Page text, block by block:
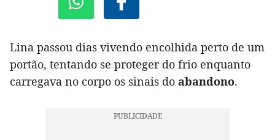
Lina passou dias vivendo encolhida perto de um
portão, tentando se proteger do frio enquanto
carregava no corpo os sinais do abandono.